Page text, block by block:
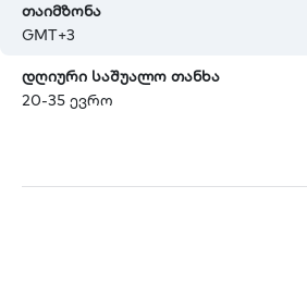
თაიმზონა
GMT+3
დღიური საშუალო თანხა
20-35 ევრო